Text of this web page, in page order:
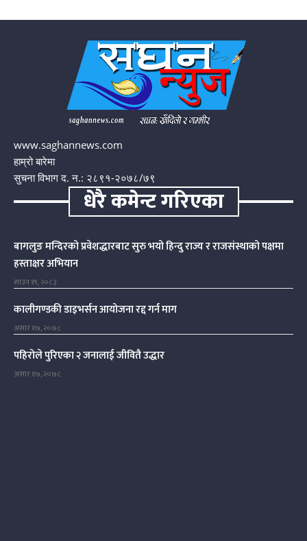
www.saghannews.com
हाम्रो बारेमा
सुचना विभाग द. न.: २८९१-२०७८/७९
धेरै कमेन्ट गरिएका
बागलुङ मन्दिरको प्रवेशद्धारबाट सुरु भयो हिन्दु राज्य र राजसंस्थाको पक्षमा
हस्ताक्षर अभियान
साउन १९, २०८३
कालीगण्डकी डाइभर्सन आयोजना रद्द गर्न माग
असार १७, २०७८
पहिरोले पुरिएका २ जनालाई जीवितै उद्धार
असार १७, २०७८